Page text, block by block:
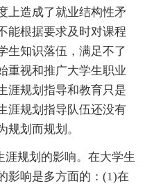
上造成了就业结构性矛
能根据要求及时对课程
生知识落伍，满足不了
重视和推广大学生职业
涯规划指导和教育只是
涯规划指导队伍还没有
规划而规划。
规划的影响。在大学生
影响是多方面的：(1)在